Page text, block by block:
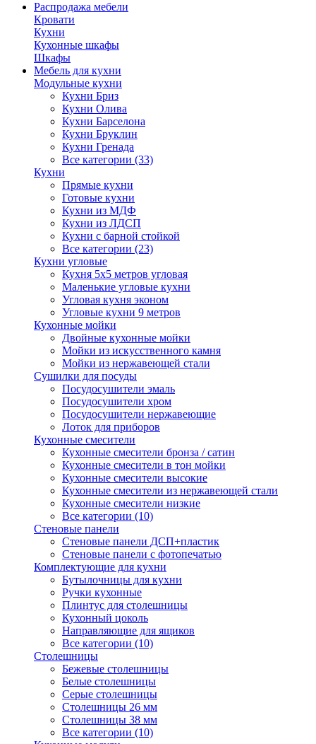
Распродажа мебели
Кровати
Кухни
Кухонные шкафы
Шкафы
Мебель для кухни
Модульные кухни
Кухни Бриз
Кухни Олива
Кухни Барселона
Кухни Бруклин
Кухни Гренада
Все категории (33)
Кухни
Прямые кухни
Готовые кухни
Кухни из МДФ
Кухни из ЛДСП
Кухни с барной стойкой
Все категории (23)
Кухни угловые
Кухня 5х5 метров угловая
Маленькие угловые кухни
Угловая кухня эконом
Угловые кухни 9 метров
Кухонные мойки
Двойные кухонные мойки
Мойки из искусственного камня
Мойки из нержавеющей стали
Сушилки для посуды
Посудосушители эмаль
Посудосушители хром
Посудосушители нержавеющие
Лоток для приборов
Кухонные смесители
Кухонные смесители бронза / сатин
Кухонные смесители в тон мойки
Кухонные смесители высокие
Кухонные смесители из нержавеющей стали
Кухонные смесители низкие
Все категории (10)
Стеновые панели
Стеновые панели ДСП+пластик
Стеновые панели с фотопечатью
Комплектующие для кухни
Бутылочницы для кухни
Ручки кухонные
Плинтус для столешницы
Кухонный цоколь
Направляющие для ящиков
Все категории (10)
Столешницы
Бежевые столешницы
Белые столешницы
Серые столешницы
Столешницы 26 мм
Столешницы 38 мм
Все категории (10)